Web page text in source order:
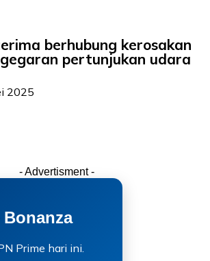
berhubung kerosakan
pertunjukan udara
2025
- Advertisment -
Bonanza
Prime hari ini.